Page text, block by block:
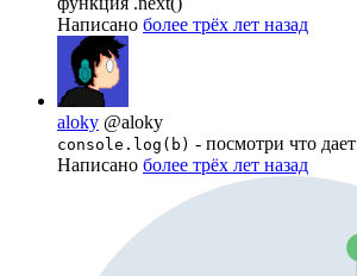
Написано более трёх лет назад
aloky @aloky
console.log(b) - посмотри что дает
Написано более трёх лет назад